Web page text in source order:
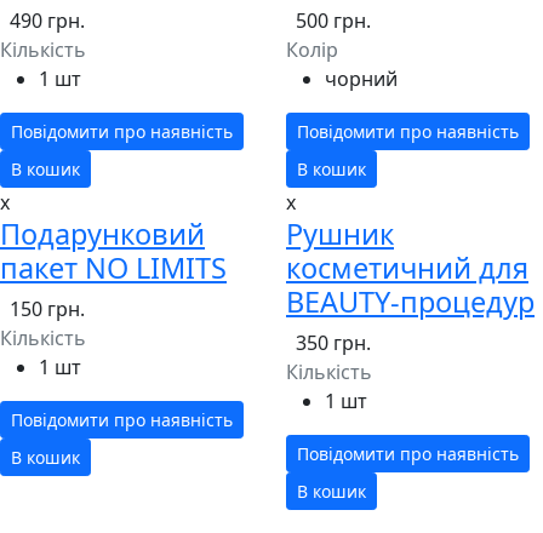
490 грн.
Кількість
1 шт
Повідомити про наявність
В кошик
500 грн.
Колір
чорний
Повідомити про наявність
В кошик
x
Подарунковий
пакет NO LIMITS
150 грн.
Кількість
1 шт
Повідомити про наявність
В кошик
x
Рушник
косметичний для
BEAUTY-процедур
350 грн.
Кількість
1 шт
Повідомити про наявність
В кошик